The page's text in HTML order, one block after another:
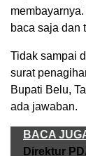
baca saja dan
Tidak sampai
surat
Bupati Belu,
ada jawaban.
BACA
Direktur